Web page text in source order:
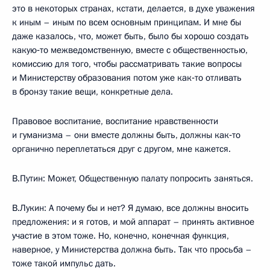
это в некоторых странах, кстати, делается, в духе уважения
к иным – иным по всем основным принципам. И мне бы
даже казалось, что, может быть, было бы хорошо создать
какую‑то межведомственную, вместе с общественностью,
комиссию для того, чтобы рассматривать такие вопросы
и Министерству образования потом уже как‑то отливать
в бронзу такие вещи, конкретные дела.
Правовое воспитание, воспитание нравственности
и гуманизма – они вместе должны быть, должны как‑то
органично переплетаться друг с другом, мне кажется.
В.Путин: Может, Общественную палату попросить заняться.
В.Лукин: А почему бы и нет? Я думаю, все должны вносить
предложения: и я готов, и мой аппарат – принять активное
участие в этом тоже. Но, конечно, конечная функция,
наверное, у Министерства должна быть. Так что просьба –
тоже такой импульс дать.